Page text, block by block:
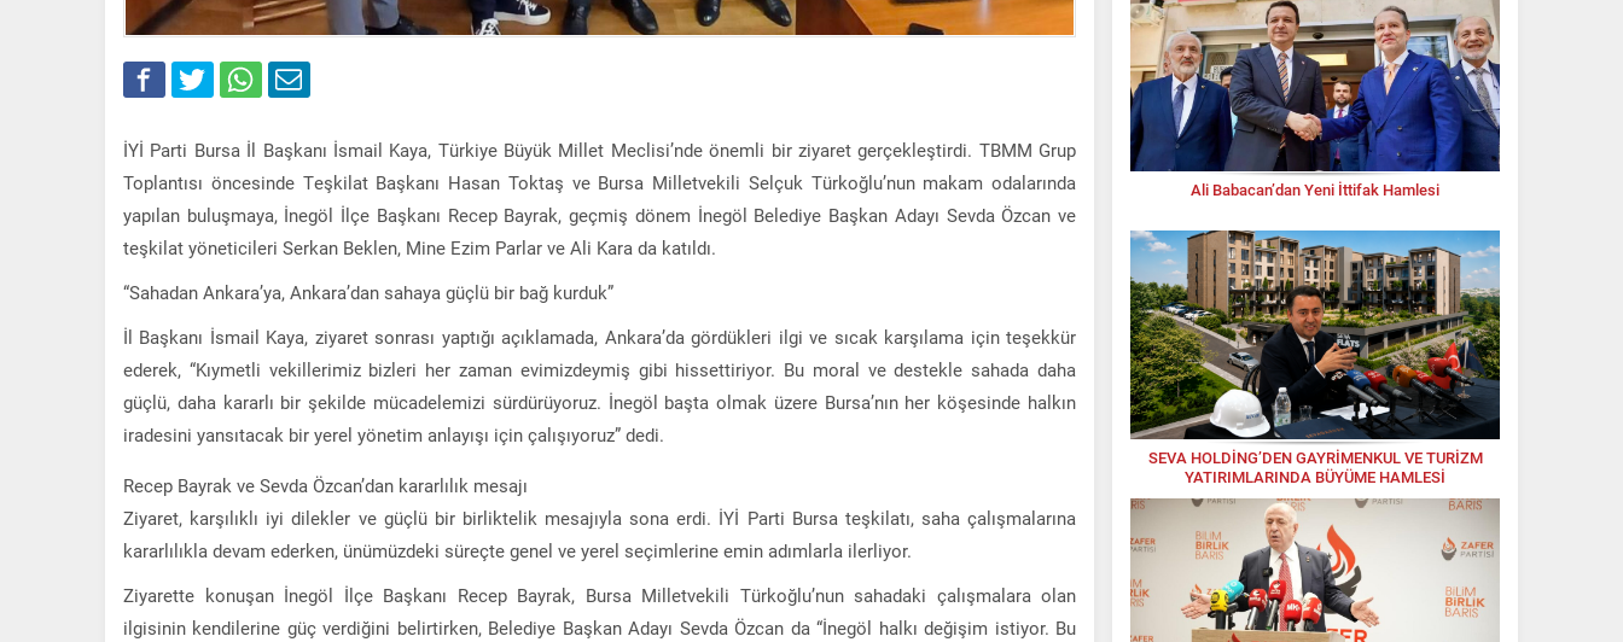
İYİ Parti Bursa İl Başkanı İsmail Kaya, Türkiye Büyük Millet Meclisi’nde önemli bir ziyaret gerçekleştirdi. TBMM Grup
Toplantısı öncesinde Teşkilat Başkanı Hasan Toktaş ve Bursa Milletvekili Selçuk Türkoğlu’nun makam odalarında
yapılan buluşmaya, İnegöl İlçe Başkanı Recep Bayrak, geçmiş dönem İnegöl Belediye Başkan Adayı Sevda Özcan ve
teşkilat yöneticileri Serkan Beklen, Mine Ezim Parlar ve Ali Kara da katıldı.
“Sahadan Ankara’ya, Ankara’dan sahaya güçlü bir bağ kurduk”
İl Başkanı İsmail Kaya, ziyaret sonrası yaptığı açıklamada, Ankara’da gördükleri ilgi ve sıcak karşılama için teşekkür
ederek, “Kıymetli vekillerimiz bizleri her zaman evimizdeymiş gibi hissettiriyor. Bu moral ve destekle sahada daha
güçlü, daha kararlı bir şekilde mücadelemizi sürdürüyoruz. İnegöl başta olmak üzere Bursa’nın her köşesinde halkın
iradesini yansıtacak bir yerel yönetim anlayışı için çalışıyoruz” dedi.
Recep Bayrak ve Sevda Özcan’dan kararlılık mesajı
Ziyaret, karşılıklı iyi dilekler ve güçlü bir birliktelik mesajıyla sona erdi. İYİ Parti Bursa teşkilatı, saha çalışmalarına
kararlılıkla devam ederken, ünümüzdeki süreçte genel ve yerel seçimlerine emin adımlarla ilerliyor.
Ziyarette konuşan İnegöl İlçe Başkanı Recep Bayrak, Bursa Milletvekili Türkoğlu’nun sahadaki çalışmalara olan
ilgisinin kendilerine güç verdiğini belirtirken, Belediye Başkan Adayı Sevda Özcan da “İnegöl halkı değişim istiyor. Bu
Ali Babacan’dan Yeni İttifak Hamlesi
SEVA HOLDİNG’DEN GAYRİMENKUL VE TURİZM
YATIRIMLARINDA BÜYÜME HAMLESİ